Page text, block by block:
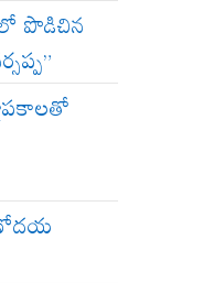
పొడిచిన